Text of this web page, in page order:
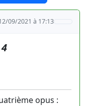
09/2021 à 17:13
opus :